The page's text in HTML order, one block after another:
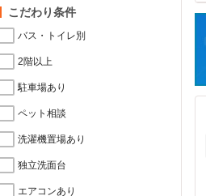
こだわり条件
バス・トイレ別
2階以上
駐車場あり
ペット相談
洗濯機置場あり
独立洗面台
エアコンあり